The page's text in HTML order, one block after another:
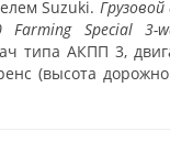
Suzuki.
Farming Special 3-
типа АКПП 3,
(высота